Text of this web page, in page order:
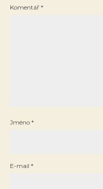
Komentář *
Jméno *
E-mail *